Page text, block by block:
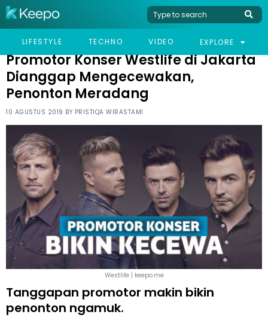
LIFESTYLE TECHNO VIDEO EXPLORE
HOME CELEB
PROMOTOR KONSER WESTLIFE DI JAKARTA DIANGGAP
Promotor Konser Westlife di Jakarta
Dianggap Mengecewakan,
Penonton Meradang
10 AGUSTUS 2019 BY PRISTIQA WIRASTAMI
Westlife | keepo.me
Tanggapan promotor makin bikin
penonton ngamuk.